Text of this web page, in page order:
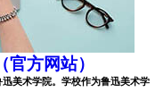
方网站）
美术学院。学校作为鲁迅美术学